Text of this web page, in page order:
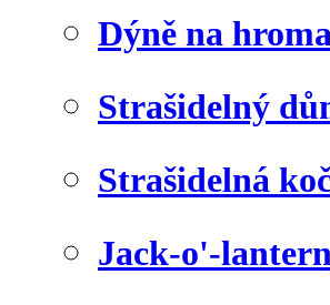
Dýně na
Strašidelný
Strašidelná
Jack-o'-